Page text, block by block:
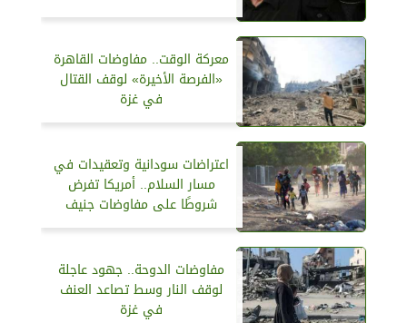
معركة الوقت.. مفاوضات القاهرة
«الفرصة الأخيرة» لوقف القتال
في غزة
اعتراضات سودانية وتعقيدات في
مسار السلام.. أمريكا تفرض
شروطًا على مفاوضات جنيف
مفاوضات الدوحة.. جهود عاجلة
لوقف النار وسط تصاعد العنف
في غزة